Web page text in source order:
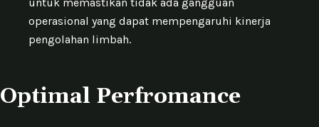
operasional yang dapat mempengaruhi kinerja
pengolahan limbah.
Optimal Perfromance